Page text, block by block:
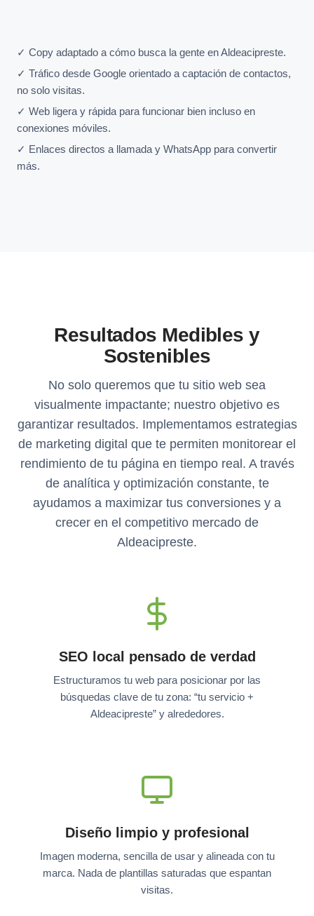
✓ Copy adaptado a cómo busca la gente en Aldeacipreste.
✓ Tráfico desde Google orientado a captación de contactos,
no solo visitas.
✓ Web ligera y rápida para funcionar bien incluso en
conexiones móviles.
✓ Enlaces directos a llamada y WhatsApp para convertir
más.
Resultados Medibles y
Sostenibles
No solo queremos que tu sitio web sea
visualmente impactante; nuestro objetivo es
garantizar resultados. Implementamos estrategias
de marketing digital que te permiten monitorear el
rendimiento de tu página en tiempo real. A través
de analítica y optimización constante, te
ayudamos a maximizar tus conversiones y a
crecer en el competitivo mercado de
Aldeacipreste.
SEO local pensado de verdad
Estructuramos tu web para posicionar por las
búsquedas clave de tu zona: “tu servicio +
Aldeacipreste” y alrededores.
Diseño limpio y profesional
Imagen moderna, sencilla de usar y alineada con tu
marca. Nada de plantillas saturadas que espantan
visitas.